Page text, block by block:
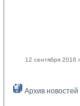
12 сентября 2016
Архив новостей